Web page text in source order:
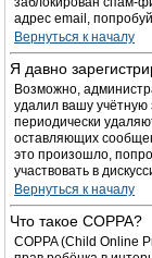
адрес email,
Вернуться к началу
Я давно
Возможно,
удалил вашу учётную
периодически
оставляющих
это произошло,
участвовать в
Вернуться к началу
Что такое COPPA?
COPPA (Child Online